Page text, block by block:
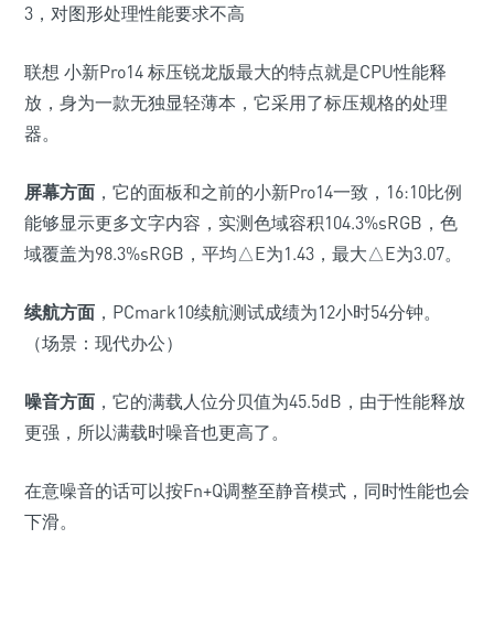
3，对图形处理性能要求不高
联想 小新Pro14 标压锐龙版最大的特点就是CPU性能释
放，身为一款无独显轻薄本，它采用了标压规格的处理
器。
屏幕方面 ，它的面板和之前的小新Pro14一致，16:10比例
能够显示更多文字内容，实测色域容积104.3%sRGB，色
域覆盖为98.3%sRGB，平均△E为1.43，最大△E为3.07。
续航方面 ，PCmark10续航测试成绩为12小时54分钟。
（场景：现代办公）
噪音方面 ，它的满载人位分贝值为45.5dB，由于性能释放
更强，所以满载时噪音也更高了。
在意噪音的话可以按Fn+Q调整至静音模式，同时性能也会
下滑。